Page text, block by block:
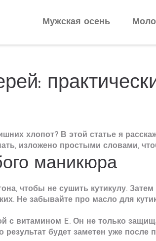
Мужская осень
хлопот? В этой статье я
изложено простыми словами,
маникюра
чтобы не сушить кутикулу.
Не забывайте про масло для
с витамином E. Он не только
будет заметен уже после